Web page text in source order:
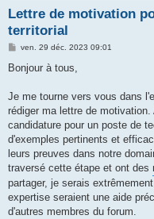
Lettre de motivation
territorial
M
s
g
ven. 29 déc. 2023 09:01
Bonjour à tous,
Je me tourne vers vous dans
rédiger ma lettre de
candidature pour un poste de
d'exemples pertinents et
leurs preuves dans notre
traversé cette étape et ont des
partager, je serais
expertise seraient une aide
d'autres membres du forum.